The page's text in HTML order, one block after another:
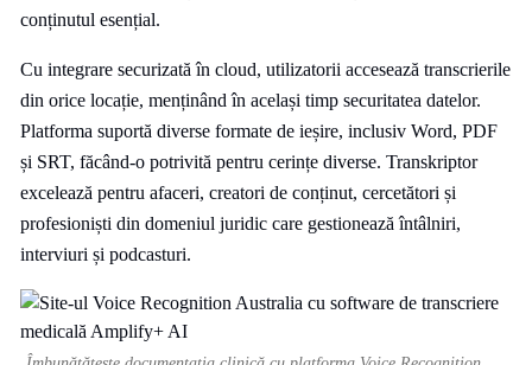
conținutul esențial.
Cu integrare securizată în cloud, utilizatorii accesează transcrierile
din orice locație, menținând în același timp securitatea datelor.
Platforma suportă diverse formate de ieșire, inclusiv Word, PDF
și SRT, făcând-o potrivită pentru cerințe diverse. Transkriptor
excelează pentru afaceri, creatori de conținut, cercetători și
profesioniști din domeniul juridic care gestionează întâlniri,
interviuri și podcasturi.